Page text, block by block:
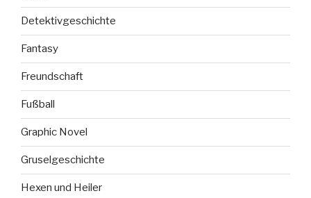
Detektivgeschichte
Fantasy
Freundschaft
Fußball
Graphic Novel
Gruselgeschichte
Hexen und Heiler